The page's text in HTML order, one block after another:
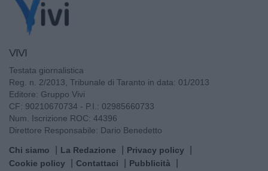
VIVI
Testata giornalistica
Reg. n. 2/2013, Tribunale di Taranto in data: 01/2013
Editore: Gruppo Vivi
CF: 90210670734 - P.I.: 02985660733
Num. Iscrizione ROC: 44396
Direttore Responsabile: Dario Benedetto
Chi siamo La Redazione
Privacy policy
Cookie policy
Contattaci Pubblicità